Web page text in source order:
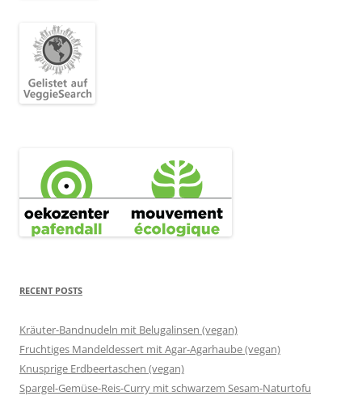
RECENT POSTS
Kräuter-Bandnudeln mit Belugalinsen (vegan)
Fruchtiges Mandeldessert mit Agar-Agarhaube (vegan)
Knusprige Erdbeertaschen (vegan)
Spargel-Gemüse-Reis-Curry mit schwarzem Sesam-Naturtofu